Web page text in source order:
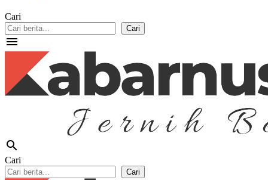
Cari
Cari
menu
search
Cari
Cari